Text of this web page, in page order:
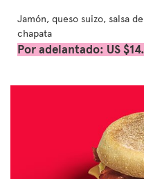
Jamón, queso suizo, salsa
chapata
Por adelantado: US